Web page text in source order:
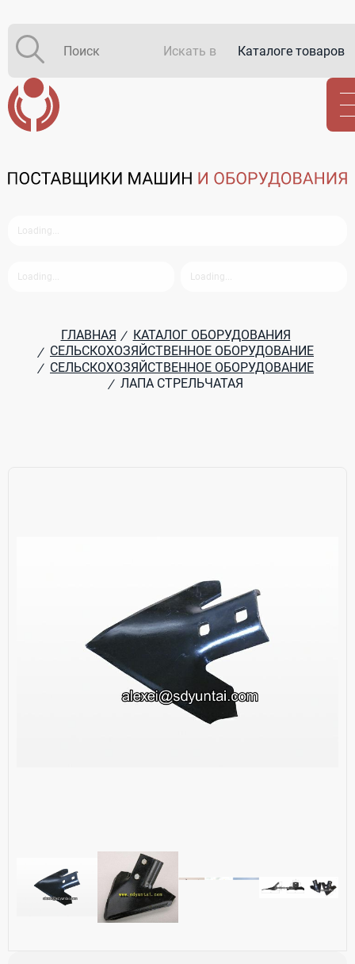
Искать в Каталоге товаров
Каталоге компаний
ГЛАВНАЯ / КАТАЛОГ ОБОРУДОВАНИЯ
/ СЕЛЬСКОХОЗЯЙСТВЕННОЕ ОБОРУДОВАНИЕ
/ СЕЛЬСКОХОЗЯЙСТВЕННОЕ ОБОРУДОВАНИЕ
/ ЛАПА СТРЕЛЬЧАТАЯ